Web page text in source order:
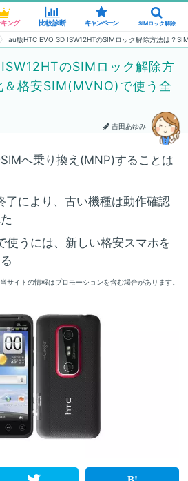
ング 比較診断 キャンペーン SIMロック解除
au版HTC EVO 3D ISW12HTのSIMロック解除方法は？
のSIMロック解除方
＆格安SIM(MVNO)で使う全
吉田あゆみ
へ乗り換え(MNP)することは
了により、古い機種は動作確認
使うには、新しい格安スマホを
サイトの情報はプロモーションを含む場合があります。
ング 比較診断 キャンペーン SIMロック解除